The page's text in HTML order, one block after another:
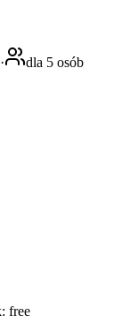
·
dla 5 osób
free